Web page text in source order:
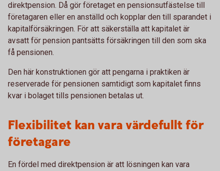
direktpension. Då gör företaget en pensionsutfästelse till
företagaren eller en anställd och kopplar den till sparandet i
kapitalförsäkringen. För att säkerställa att kapitalet är
avsatt för pension pantsätts försäkringen till den som ska
få pensionen.
Den här konstruktionen gör att pengarna i praktiken är
reserverade för pensionen samtidigt som kapitalet finns
kvar i bolaget tills pensionen betalas ut.
Flexibilitet kan vara värdefullt för
företagare
En fördel med direktpension är att lösningen kan vara